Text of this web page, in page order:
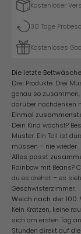
Kostenloser
30 Tage
Kostenloses
Die letzte
Drei Produkte. Drei
genau so
darüber nachdenken
Einmal
Dein Kind wächst?
Muster. Ein Teil ist
müssen – nie wieder.
Alles passt
Rainbow mit Beans?
du es drehst – es
Geschwisterzimmer.
Weich nach der 100.
Kein Kratzen, keine
sich am ersten Tag
Stunden direkt auf